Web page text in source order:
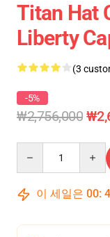
Titan Hat
Liberty
(3
-5%
₩2,756,000
이 세일은 00: